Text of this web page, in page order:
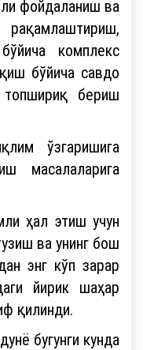
фойдаланиш ва
комплекс
бўйича савдо
топшириқ бериш
ўзгаришига
масалаларига
ҳал этиш учун
ва унинг бош
энг кўп зарар
йирик шаҳар
қилинди.
бугунги кунда